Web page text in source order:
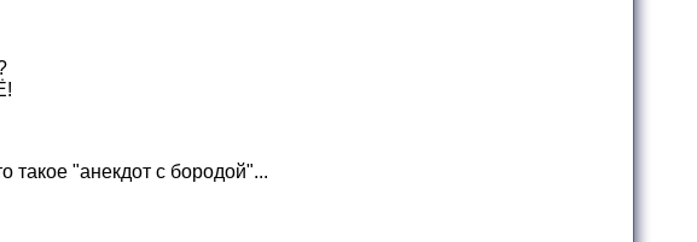
такое "анекдот с бородой"...